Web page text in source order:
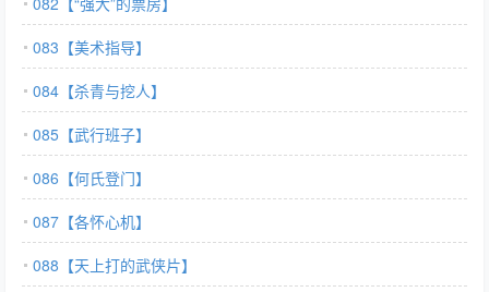
083【美术指导】
084【杀青与挖人】
085【武行班子】
086【何氏登门】
087【各怀心机】
088【天上打的武侠片】